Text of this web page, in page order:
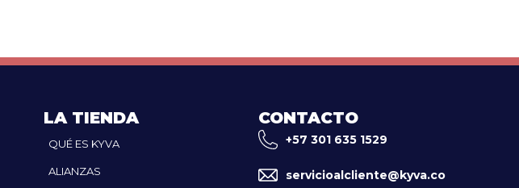
LA TIENDA
QUÉ ES KYVA
ALIANZAS
CONTACTO
+57 301 635 1529
servicioalcliente@kyva.co